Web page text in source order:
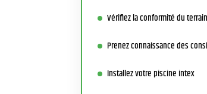
Vérifiez la conformité du terrain
Prenez connaissance des
Installez votre piscine intex